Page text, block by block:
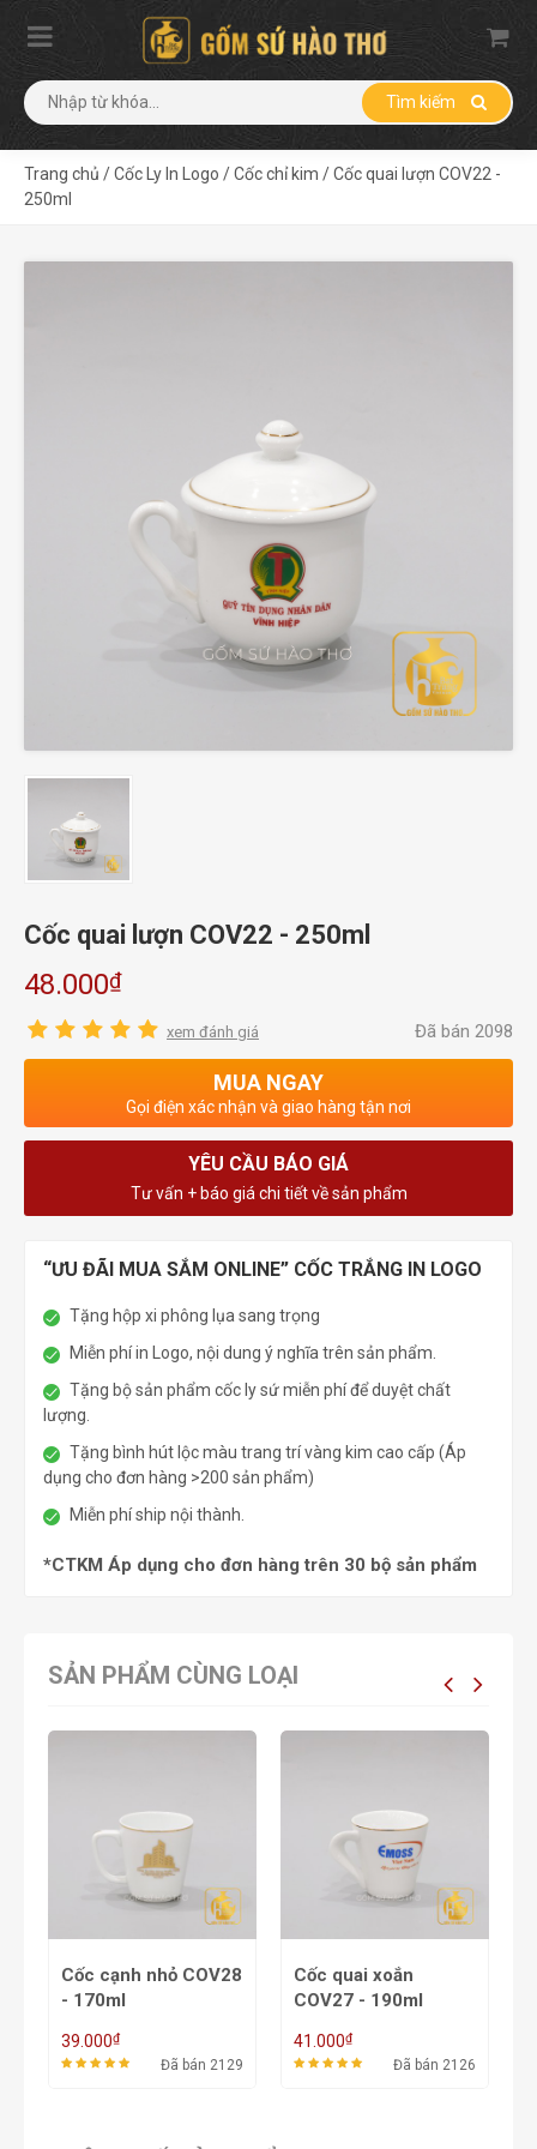
Tìm kiếm
Trang chủ /Cốc Ly In Logo /Cốc chỉ kim /Cốc quai lượn COV22 -
250ml
Cốc quai lượn COV22 - 250ml
48.000₫
xem đánh giá Đã bán 2098
MUA NGAY
Gọi điện xác nhận và giao hàng tận nơi
YÊU CẦU BÁO GIÁ
Tư vấn + báo giá chi tiết về sản phẩm
“ƯU ĐÃI MUA SẮM ONLINE” CỐC TRẮNG IN LOGO
Tặng hộp xi phông lụa sang trọng
Miễn phí in Logo, nội dung ý nghĩa trên sản phẩm.
Tặng bộ sản phẩm cốc ly sứ miễn phí để duyệt chất
lượng.
Tặng bình hút lộc màu trang trí vàng kim cao cấp (Áp
dụng cho đơn hàng >200 sản phẩm)
Miễn phí ship nội thành.
*CTKM Áp dụng cho đơn hàng trên 30 bộ sản phẩm
SẢN PHẨM CÙNG LOẠI
Cốc cạnh nhỏ COV28
- 170ml
39.000₫
Đã bán 2129
Cốc quai xoắn
COV27 - 190ml
41.000₫
Đã bán 2126